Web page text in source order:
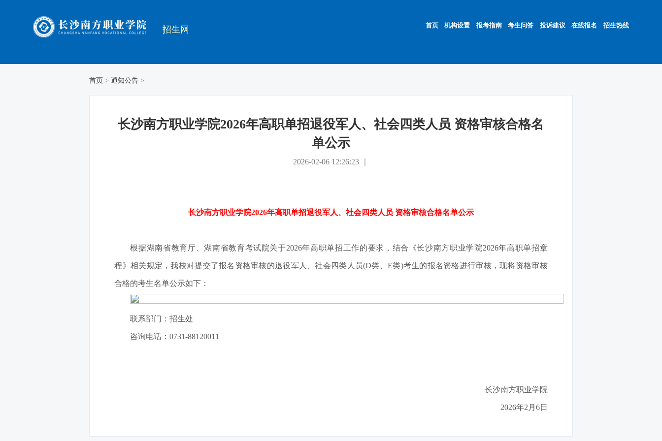
招生网 招生热线
在线报名
投诉建议
考生问答
报考指南
机构设置
首页
首页 >通知公告 >
长沙南方职业学院2026年高职单招退役军人、社会四类人员 资格审核合格名
单公示
2026-02-06 12:26:23 ｜
长沙南方职业学院2026年高职单招退役军人、社会四类人员 资格审核合格名单公示
根据湖南省教育厅、湖南省教育考试院关于2026年高职单招工作的要求，结合《长沙南方职业学院2026年高职单招章
程》相关规定，我校对提交了报名资格审核的退役军人、社会四类人员(D类、E类)考生的报名资格进行审核，现将资格审核
合格的考生名单公示如下：
联系部门：招生处
咨询电话：0731-88120011
长沙南方职业学院
2026年2月6日